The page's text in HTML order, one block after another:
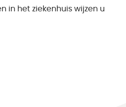
in het ziekenhuis wijzen u